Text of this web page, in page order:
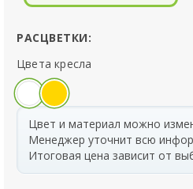
РАСЦВЕТКИ:
Цвета кресла
Цвет и материал можно
Менеджер уточнит всю
Итоговая цена зависит от